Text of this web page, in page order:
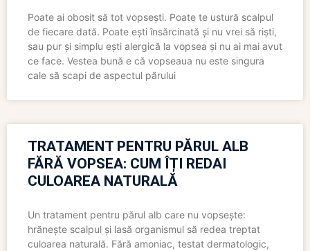
Poate ai obosit să tot vopsești. Poate te ustură scalpul
de fiecare dată. Poate ești însărcinată și nu vrei să riști,
sau pur și simplu ești alergică la vopsea și nu ai mai avut
ce face. Vestea bună e că vopseaua nu este singura
cale să scapi de aspectul părului
TRATAMENT PENTRU PĂRUL ALB
FĂRĂ VOPSEA: CUM ÎȚI REDAI
CULOAREA NATURALĂ
Un tratament pentru părul alb care nu vopsește:
hrănește scalpul și lasă organismul să redea treptat
culoarea naturală. Fără amoniac, testat dermatologic,